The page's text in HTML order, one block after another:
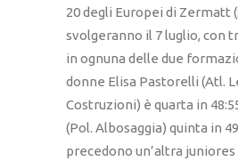
20 degli Europei di Zermatt
svolgeranno il 7 luglio, con
in ognuna delle due
donne Elisa Pastorelli (Atl.
Costruzioni) è quarta in
(Pol. Albosaggia) quinta in
precedono un’altra juniores